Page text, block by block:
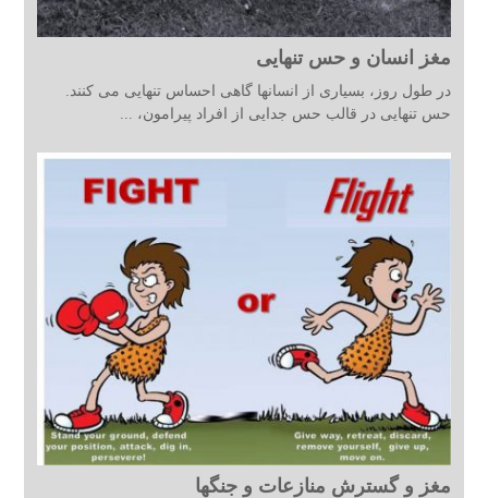
مغز انسان و حس تنهایی
در طول روز، بسیاری از انسانها گاهی احساس تنهایی می کنند.
حس تنهایی در قالب حس جدایی از افراد پیرامون، ...
مغز و گسترش منازعات و جنگها